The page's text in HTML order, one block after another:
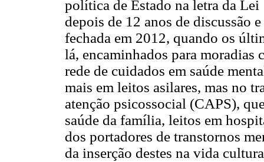
política de Estado na letra da
depois de 12 anos de discussão
fechada em 2012, quando os
lá, encaminhados para moradias
rede de cuidados em saúde
mais em leitos asilares, mas no
atenção psicossocial (CAPS),
saúde da família, leitos em
dos portadores de transtornos
da inserção destes na vida